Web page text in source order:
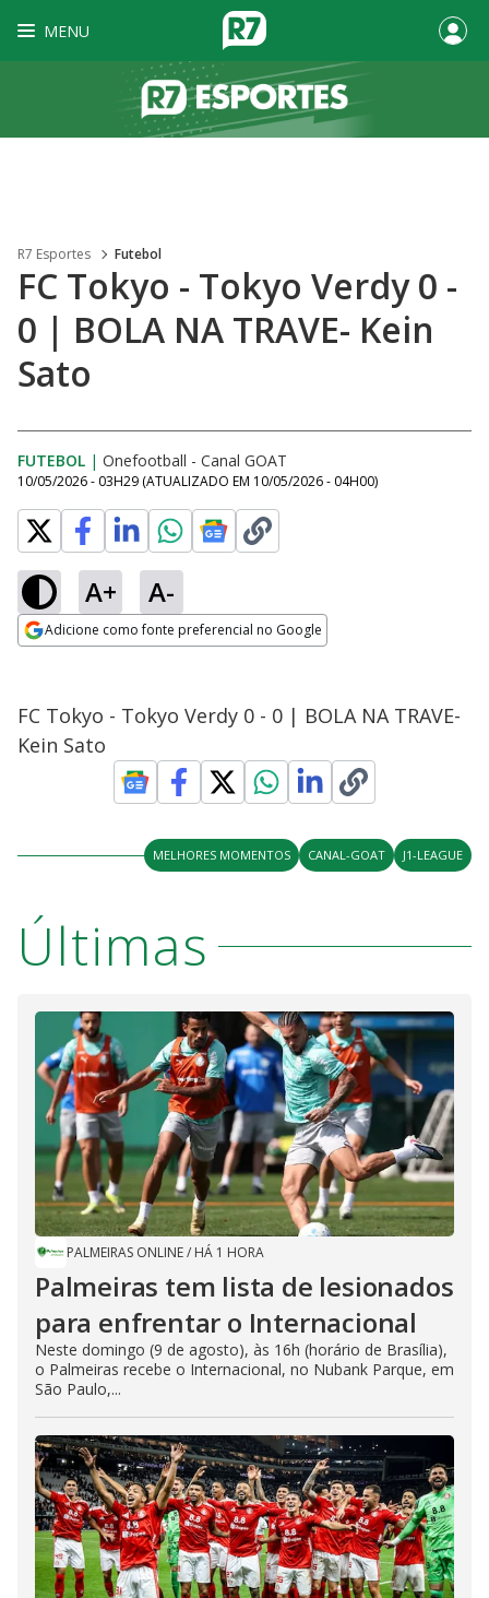
MENU
R7 Esportes Futebol
FC Tokyo - Tokyo Verdy 0 -
0 | BOLA NA TRAVE- Kein
Sato
FUTEBOL | Onefootball - Canal GOAT
10/05/2026 - 03H29 (ATUALIZADO EM 10/05/2026 - 04H00)
A+ A-
Adicione como fonte preferencial no Google
FC Tokyo - Tokyo Verdy 0 - 0 | BOLA NA TRAVE-
Kein Sato
MELHORES MOMENTOS CANAL-GOAT J1-LEAGUE
Últimas
PALMEIRAS ONLINE/ HÁ 1 HORA
Palmeiras tem lista de lesionados
para enfrentar o Internacional
Neste domingo (9 de agosto), às 16h (horário de Brasília),
o Palmeiras recebe o Internacional, no Nubank Parque, em
São Paulo,...